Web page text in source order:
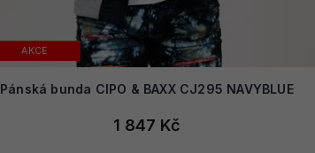
AKCE
Pánská bunda CIPO & BAXX CJ295 NAVYBLUE
1 847 Kč